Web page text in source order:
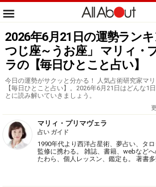
2026年6月21日の運勢ラン
つじ座～うお座」 マリィ・
ラの【毎日ひとこと占い】
今日の運勢がサクッと分かる！ 人気占術研究家マ
【毎日ひとこと占い】。2026年6月21日はどんな1
とに読み解いていきましょう。
マリィ・プリマヴェラ
占い ガイド
1990年代より西洋占星術、夢占い、タロ
監修に携わる。 雑誌、書籍、webなど
たわら、個人レッスン、鑑定も。 著書多